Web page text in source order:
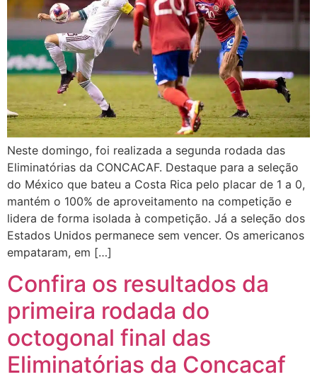
Neste domingo, foi realizada a segunda rodada das
Eliminatórias da CONCACAF. Destaque para a seleção
do México que bateu a Costa Rica pelo placar de 1 a 0,
mantém o 100% de aproveitamento na competição e
lidera de forma isolada à competição. Já a seleção dos
Estados Unidos permanece sem vencer. Os americanos
empataram, em […]
Confira os resultados da
primeira rodada do
octogonal final das
Eliminatórias da Concacaf